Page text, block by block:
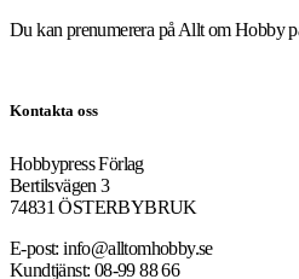
Du kan prenumerera på Allt om Hobby
Kontakta oss
Hobbypress Förlag
Bertilsvägen 3
74831 ÖSTERBYBRUK
E-post: info@alltomhobby.se
Kundtjänst: 08-99 88 66